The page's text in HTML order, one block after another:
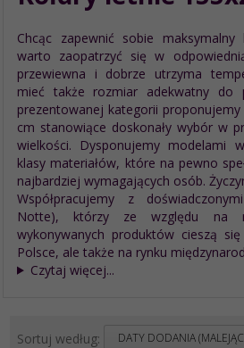
Chcąc zapewnić sobie
warto zaopatrzyć się w
przewiewna i dobrze utrzyma
mieć także rozmiar adekwatny do
prezentowanej kategorii proponujemy
cm stanowiące doskonały wybór w
wielkości. Dysponujemy modelami
klasy materiałów, które na pewno
najbardziej wymagających osób.
Współpracujemy z
Notte), którzy ze względu na
wykonywanych produktów cieszą
Polsce, ale także na rynku
Czytaj więcej...
Sortuj według: sortDATY DODANIA